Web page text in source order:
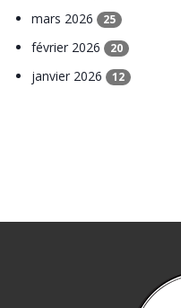
mars 2026 25
février 2026 20
janvier 2026 12